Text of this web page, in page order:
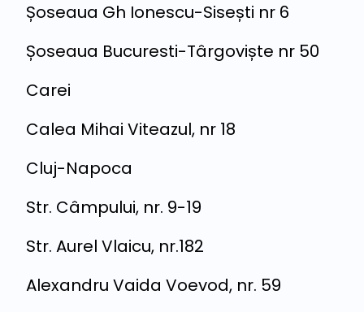
Șoseaua Gh Ionescu-Sisești nr 6
Șoseaua Bucuresti-Târgoviște nr 50
Carei
Calea Mihai Viteazul, nr 18
Cluj-Napoca
Str. Câmpului, nr. 9-19
Str. Aurel Vlaicu, nr.182
Alexandru Vaida Voevod, nr. 59